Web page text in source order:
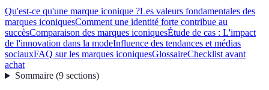
Qu'est-ce qu'une marque iconique ?Les valeurs fondamentales des
marques iconiquesComment une identité forte contribue au
succèsComparaison des marques iconiquesÉtude de cas : L'impact
de l'innovation dans la modeInfluence des tendances et médias
sociauxFAQ sur les marques iconiquesGlossaireChecklist avant
achat
Sommaire(9 sections)